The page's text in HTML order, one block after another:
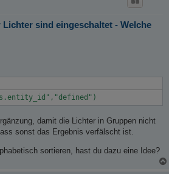
Lichter sind eingeschaltet - Welche
damit die Lichter in Gruppen nicht
sonst das Ergebnis verfälscht ist.
sortieren, hast du dazu eine Idee?